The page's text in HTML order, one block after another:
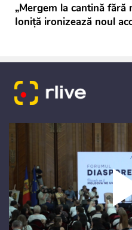
„Mergem la cantină fără
Ioniță ironizează noul